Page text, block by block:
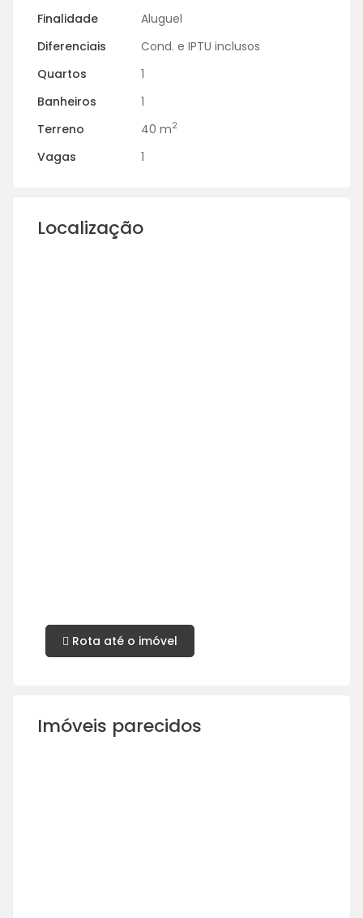
Finalidade
Aluguel
Diferenciais
Cond. e IPTU inclusos
Quartos
1
Banheiros
1
Terreno
40 m2
Vagas 1
Localização
Rota até o imóvel
Imóveis parecidos